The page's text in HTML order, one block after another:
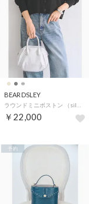
BEARDSLEY
￥22,000
予約